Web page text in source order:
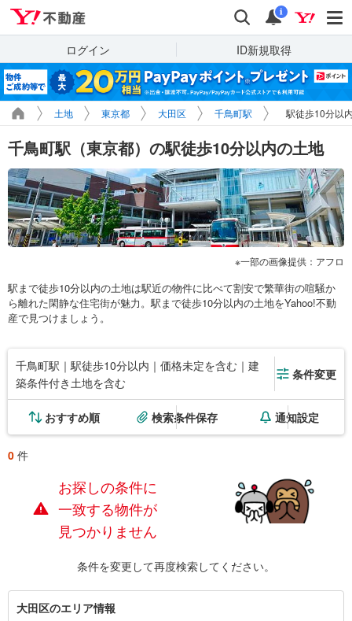
検索 通知
i
ログイン ID新規取得
土地 東京都 大田区 千鳥町駅 駅徒歩10分以
千鳥町駅（東京都）の駅徒歩10分以内の土地
一部の画像提供：アフロ
駅まで徒歩10分以内の土地は駅近の物件に比べて割安で繁華街の喧騒か
ら離れた閑静な住宅街が魅力。駅まで徒歩10分以内の土地をYahoo!不動
産で見つけましょう。
千鳥町駅｜駅徒歩10分以内｜価格未定を含む｜建
築条件付き土地を含む
条件変更
おすすめ順 検索条件保存 通知設定
0 件
お探しの条件に
一致する物件が
見つかりません
条件を変更して再度検索してください。
大
田
大田区のエリア情報